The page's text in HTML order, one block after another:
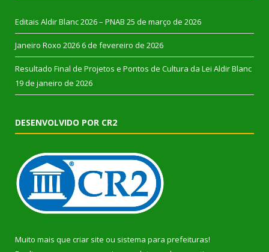
Editais Aldir Blanc 2026 – PNAB 25 de março de 2026
Janeiro Roxo 2026 6 de fevereiro de 2026
Resultado Final de Projetos e Pontos de Cultura da Lei Aldir Blanc
19 de janeiro de 2026
DESENVOLVIDO POR CR2
Muito mais que criar site ou sistema para prefeituras!